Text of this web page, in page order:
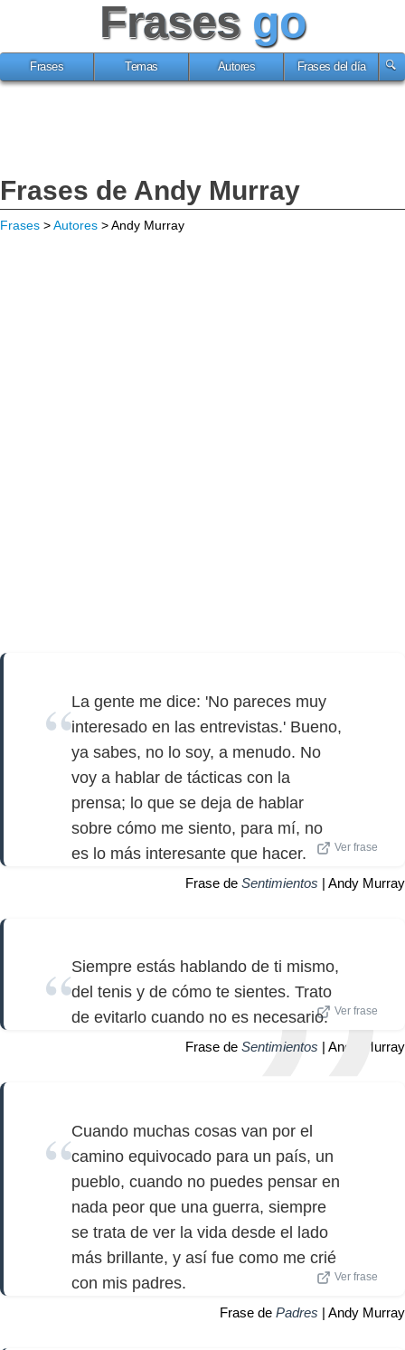
Frases go
Frases Temas Autores Frases del día
Frases de Andy Murray
Frases >Autores > Andy Murray
La gente me dice: 'No pareces muy
interesado en las entrevistas.' Bueno,
ya sabes, no lo soy, a menudo. No
voy a hablar de tácticas con la
prensa; lo que se deja de hablar
sobre cómo me siento, para mí, no
es lo más interesante que hacer.
Ver frase
Frase de Sentimientos | Andy Murray
Siempre estás hablando de ti mismo,
del tenis y de cómo te sientes. Trato
de evitarlo cuando no es necesario. Ver frase
Frase de Sentimientos | Andy Murray
Cuando muchas cosas van por el
camino equivocado para un país, un
pueblo, cuando no puedes pensar en
nada peor que una guerra, siempre
se trata de ver la vida desde el lado
más brillante, y así fue como me crié
con mis padres.
Ver frase
Frase de Padres | Andy Murray